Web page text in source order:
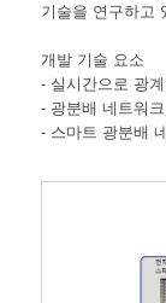
기술을 연구하고
개발 기술 요소
- 실시간으로 광
- 광분배 네트워
- 스마트 광분배